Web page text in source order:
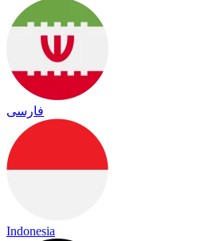
فارسی
Indonesia